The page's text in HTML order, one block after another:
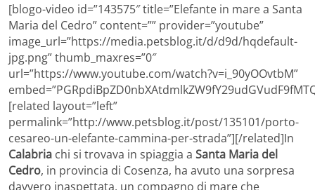
[blogo-video id=”143575″ title=”Elefante in mare a Santa
Maria del Cedro” content=”” provider=”youtube”
image_url=”https://media.petsblog.it/d/d9d/hqdefault-
jpg.png” thumb_maxres=”0″
url=”https://www.youtube.com/watch?v=i_90yOOvtbM”
[related layout=”left”
permalink=”http://www.petsblog.it/post/135101/porto-
cesareo-un-elefante-cammina-per-strada”][/related]In
Calabria chi si trovava in spiaggia a Santa Maria del
Cedro, in provincia di Cosenza, ha avuto una sorpresa
davvero inaspettata, un compagno di mare che